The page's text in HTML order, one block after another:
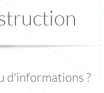
d'informations ?